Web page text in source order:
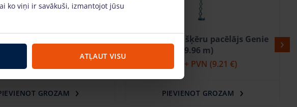
/gab. + PVN
GROZAM
Elektriskais šķēru pacēlājs Genie
8m GS2646 (9.96 m)
/gab. + PVN (9.21 €)
PIEVIENOT GROZAM
ko viņi ir savākuši, izmantojot jūsu
ATĻAUT VISU